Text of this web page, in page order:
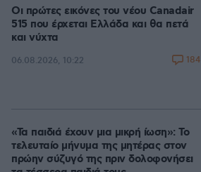
Οι πρώτες εικόνες του νέου Canadair
515 που έρχεται Ελλάδα και θα πετά
και νύχτα
06.08.2026, 10:22 184
«Τα παιδιά έχουν μια μικρή ίωση»: Το
τελευταίο μήνυμα της μητέρας στον
πρώην σύζυγό της πριν δολοφονήσει